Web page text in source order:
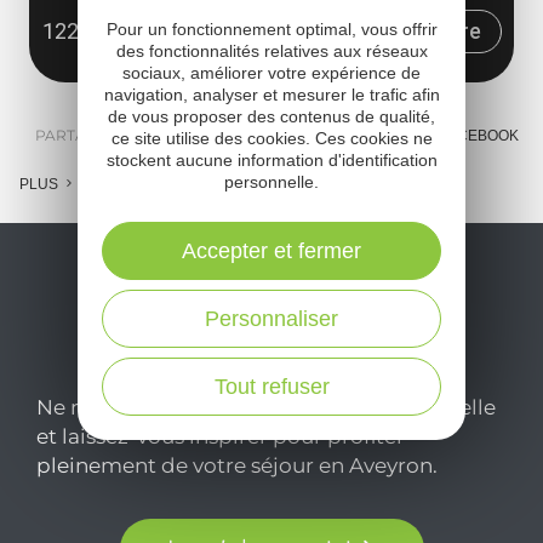
12240 La Capelle-Bleys
Obtenir l'itinéraire
PARTAGER : E-MAIL MESSENGER FACEBOOK
PLUS
Ne manquez pas notre newsletter mensuelle
et laissez-vous inspirer pour profiter
pleinement de votre séjour en Aveyron.
Pour un fonctionnement optimal, vous offrir
des fonctionnalités relatives aux réseaux
sociaux, améliorer votre expérience de
navigation, analyser et mesurer le trafic afin
de vous proposer des contenus de qualité,
ce site utilise des cookies. Ces cookies ne
stockent aucune information d'identification
personnelle.
Tout refuser
Personnaliser
Accepter et fermer